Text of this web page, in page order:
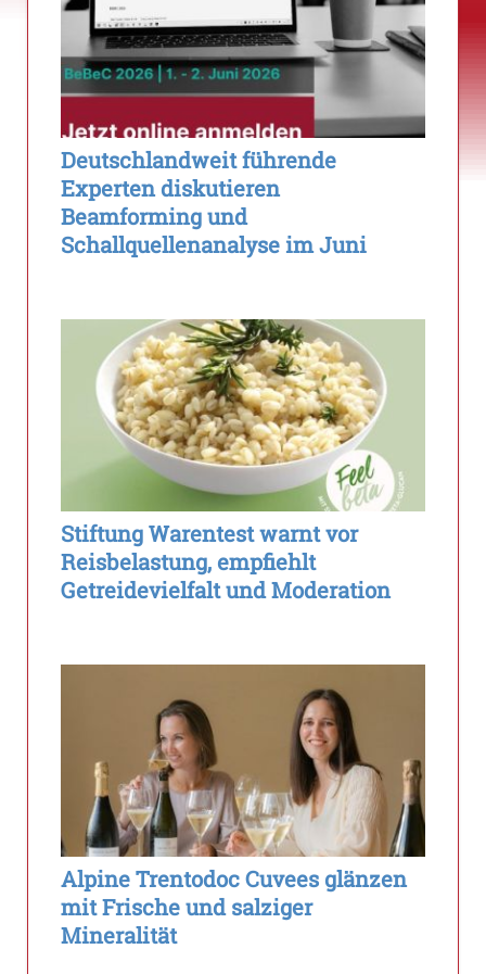
Deutschlandweit führende
Experten diskutieren
Beamforming und
Schallquellenanalyse im Juni
Stiftung Warentest warnt vor
Reisbelastung, empfiehlt
Getreidevielfalt und Moderation
Alpine Trentodoc Cuvees glänzen
mit Frische und salziger
Mineralität